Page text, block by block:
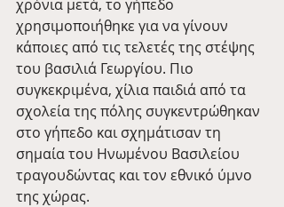
χρόνια μετά, το γήπεδο
χρησιμοποιήθηκε για να γίνουν
κάποιες από τις τελετές της στέψης
του βασιλιά Γεωργίου. Πιο
συγκεκριμένα, χίλια παιδιά από τα
σχολεία της πόλης συγκεντρώθηκαν
στο γήπεδο και σχημάτισαν τη
σημαία του Ηνωμένου Βασιλείου
τραγουδώντας και τον εθνικό ύμνο
της χώρας.